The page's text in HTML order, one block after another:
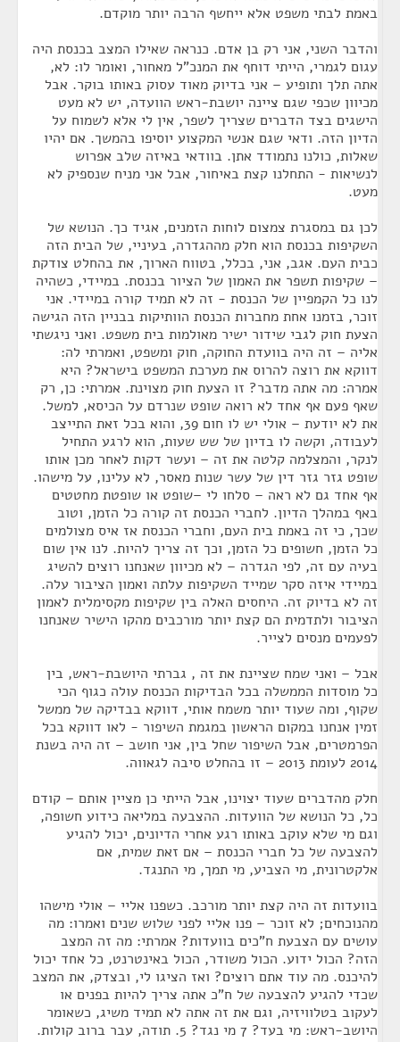
באמת לבתי משפט אלא ייחשף הרבה יותר מוקדם.
והדבר השני, אני רק בן אדם. כנראה שאילו המצב בכנסת היה
עגום לגמרי, הייתי דוחף את המנכ"ל מאחור, ואומר לו: לא,
אתה תלך ותופיע – אני בדיוק מאוד עסוק באותו בוקר. אבל
מכיוון שכפי שגם ציינה יושבת-ראש הוועדה, יש לא מעט
הישגים בצד הדברים שצריך לשפר, אין לי אלא לשמוח על
הדיון הזה. ודאי שגם אנשי המקצוע יוסיפו בהמשך. אם יהיו
שאלות, כולנו נתמודד אתן. בוודאי באיזה שלב אפרוש
לנשיאות - התחלנו קצת באיחור, אבל אני מניח שנספיק לא
מעט.
לכן גם במסגרת צמצום לוחות הזמנים, אגיד כך. הנושא של
השקיפות בכנסת הוא חלק מההגדרה, בעיניי, של הבית הזה
כבית העם. אגב, אני, בכלל, בטווח הארוך, את בהחלט צודקת
– שקיפות תשפר את האמון של הציור בכנסת. במיידי, כשהיה
לנו כל הקמפיין של הכנסת - זה לא תמיד קורה במיידי. אני
זוכר, בזמנו אחת מחברות הכנסת הוותיקות בבניין הזה הגישה
הצעת חוק לגבי שידור ישיר מאולמות בית משפט. ואני ניגשתי
אליה – זה היה בוועדת החוקה, חוק ומשפט, ואמרתי לה:
דווקא את רוצה להרוס את מערכת המשפט בישראל? היא
אמרה: מה אתה מדבר? זו הצעת חוק מצוינת. אמרתי: כן, רק
שאף פעם אף אחד לא רואה שופט שנרדם על הכיסא, למשל.
את לא יודעת – אולי יש לו חום 39, והוא בכל זאת התייצב
לעבודה, וקשה לו בדיון של שש שעות, הוא לרגע התחיל
לנקר, והמצלמה קלטה את זה – ועשר דקות לאחר מכן אותו
שופט גזר גזר דין של עשר שנות מאסר, לא עלינו, על מישהו.
אף אחד גם לא ראה – סלחו לי –שופט או שופטת מחטטים
באף במהלך הדיון. לחברי הכנסת זה קורה כל הזמן, וטוב
שכך, כי זה באמת בית העם, וחברי הכנסת אז איס מצולמים
כל הזמן, חשופים כל הזמן, וכך זה צריך להיות. לנו אין שום
בעיה עם זה, לפי הגדרה – לא מכיוון שאנחנו רוצים להשיג
במיידי איזה סקר שמייד השקיפות עלתה ואמון הציבור עלה.
זה לא בדיוק זה. היחסים האלה בין שקיפות מקסימלית לאמון
הציבור ולתדמית הם קצת יותר מורכבים מהקו הישיר שאנחנו
לפעמים מנסים לצייר.
אבל – ואני שמח שציינת את זה , גברתי היושבת-ראש, בין
כל מוסדות הממשלה בכל הבדיקות הכנסת עולה כגוף הכי
שקוף, ומה שעוד יותר משמח אותי, דווקא בבדיקה של ממשל
זמין אנחנו במקום הראשון במגמת השיפור - לאו דווקא בכל
הפרמטרים, אבל השיפור שחל בין, אני חושב – זה היה בשנת
2014 לעומת 2013 – זו בהחלט סיבה לגאווה.
חלק מהדברים שעוד יצוינו, אבל הייתי כן מציין אותם – קודם
כל, כל הנושא של הוועדות. ההצבעה במליאה כידוע חשופה,
וגם מי שלא עוקב באותו רגע אחרי הדיונים, יכול להגיע
להצבעה של כל חברי הכנסת – אם זאת שמית, אם
אלקטרונית, מי הצביע, מי תמך, מי התנגד.
בוועדות זה היה קצת יותר מורכב. כשפנו אליי – אולי מישהו
מהנוכחים; לא זוכר – פנו אליי לפני שלוש שנים ואמרו: מה
עושים עם הצבעת ח"כים בוועדות? אמרתי: מה זה המצב
הזה? הכול ידוע. הכול משודר, הכול באינטרנט, כל אחד יכול
להיכנס. מה עוד אתם רוצים? ואז הציגו לי, ובצדק, את המצב
שכדי להגיע להצבעה של ח"כ אתה צריך להיות בפנים או
לעקוב בטלוויזיה, וגם את זה אתה לא תמיד משיג, כשאומר
היושב-ראש: מי בעד? 7 מי נגד? 5. תודה, עבר ברוב קולות.